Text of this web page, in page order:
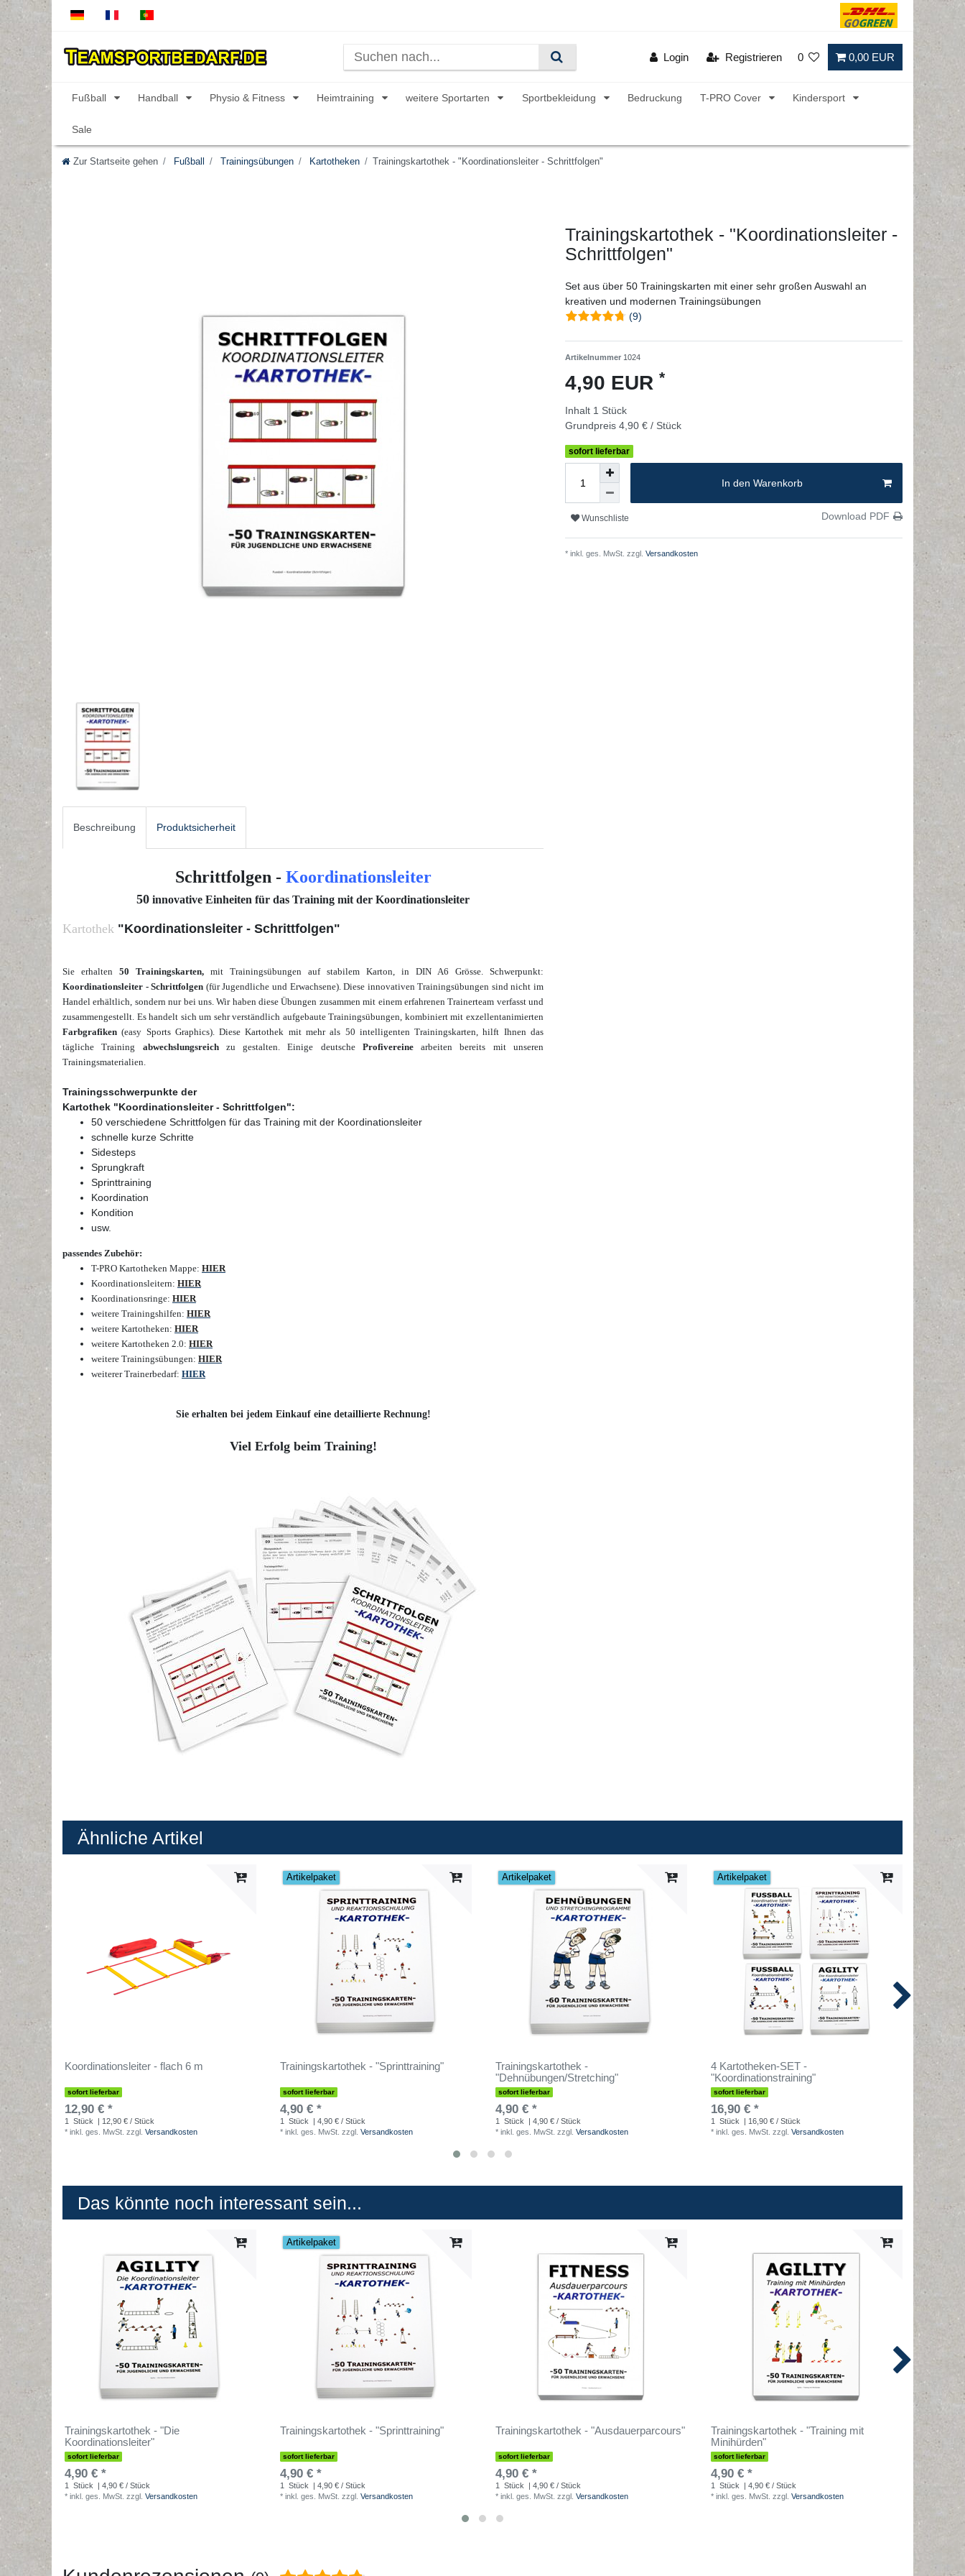
Login Registrieren 0 0,00 EUR
Fußball Handball Physio & Fitness Heimtraining weitere Sportarten Sportbekleidung Bedruckung T-PRO Cover Kindersport
Sale
Zur Startseite gehen Fußball Trainingsübungen Kartotheken Trainingskartothek - "Koordinationsleiter - Schrittfolgen"
Beschreibung Produktsicherheit
Schrittfolgen - Koordinationsleiter
50 innovative Einheiten für das Training mit der Koordinationsleiter
Kartothek "Koordinationsleiter - Schrittfolgen"
Sie erhalten 50 Trainingskarten, mit Trainingsübungen auf stabilem Karton, in DIN A6 Grösse. Schwerpunkt:
Koordinationsleiter - Schrittfolgen (für Jugendliche und Erwachsene). Diese innovativen Trainingsübungen sind nicht im
Handel erhältlich, sondern nur bei uns. Wir haben diese Übungen zusammen mit einem erfahrenen Trainerteam verfasst und
zusammengestellt. Es handelt sich um sehr verständlich aufgebaute Trainingsübungen, kombiniert mit exzellentanimierten
Farbgrafiken (easy Sports Graphics).Diese Kartothek mit mehr als 50 intelligenten Trainingskarten, hilft Ihnen das
tägliche Training abwechslungsreichzu gestalten. Einige deutscheProfivereinearbeiten bereits mit unseren
Trainingsmaterialien.
Trainingsschwerpunkte der
Kartothek "Koordinationsleiter - Schrittfolgen":
50 verschiedene Schrittfolgen für das Training mit der Koordinationsleiter
schnelle kurze Schritte
Sidesteps
Sprungkraft
Sprinttraining
Koordination
Kondition
usw.
passendes Zubehör:
T-PRO Kartotheken Mappe: HIER
Koordinationsleitern: HIER
Koordinationsringe: HIER
weitere Trainingshilfen: HIER
weitere Kartotheken: HIER
weitere Kartotheken 2.0: HIER
weitere Trainingsübungen: HIER
weiterer Trainerbedarf: HIER
Sie erhalten bei jedem Einkauf eine detaillierte Rechnung!
Viel Erfolg beim Training!
Trainingskartothek - "Koordinationsleiter -
Schrittfolgen"
Set aus über 50 Trainingskarten mit einer sehr großen Auswahl an
kreativen und modernen Trainingsübungen
(9)
Artikelnummer 1024
4,90 EUR *
Inhalt 1 Stück
Grundpreis 4,90 € / Stück
sofort lieferbar
In den Warenkorb
Wunschliste Download PDF
* inkl. ges. MwSt. zzgl. Versandkosten
Ähnliche Artikel
Koordinationsleiter - flach 6 m
sofort lieferbar
12,90 € *
1 Stück
| 12,90 € / Stück
* inkl. ges. MwSt. zzgl. Versandkosten
Artikelpaket
Trainingskartothek - "Sprinttraining"
sofort lieferbar
4,90 € *
1 Stück
| 4,90 € / Stück
* inkl. ges. MwSt. zzgl. Versandkosten
Artikelpaket
Trainingskartothek -
"Dehnübungen/Stretching"
sofort lieferbar
4,90 € *
1 Stück
| 4,90 € / Stück
* inkl. ges. MwSt. zzgl. Versandkosten
Artikelpaket
4 Kartotheken-SET -
"Koordinationstraining"
sofort lieferbar
16,90 € *
1 Stück
| 16,90 € / Stück
* inkl. ges. MwSt. zzgl. Versandkosten
4,90 €
Das könnte noch interessant sein...
Trainingskartothek - "Die
Koordinationsleiter"
sofort lieferbar
4,90 € *
1 Stück
| 4,90 € / Stück
* inkl. ges. MwSt. zzgl. Versandkosten
Artikelpaket
Trainingskartothek - "Sprinttraining"
sofort lieferbar
4,90 € *
1 Stück
| 4,90 € / Stück
* inkl. ges. MwSt. zzgl. Versandkosten
Trainingskartothek - "Ausdauerparcours"
sofort lieferbar
4,90 € *
1 Stück
| 4,90 € / Stück
* inkl. ges. MwSt. zzgl. Versandkosten
Trainingskartothek - "Training mit
Minihürden"
sofort lieferbar
4,90 € *
1 Stück
| 4,90 € / Stück
* inkl. ges. MwSt. zzgl. Versandkosten